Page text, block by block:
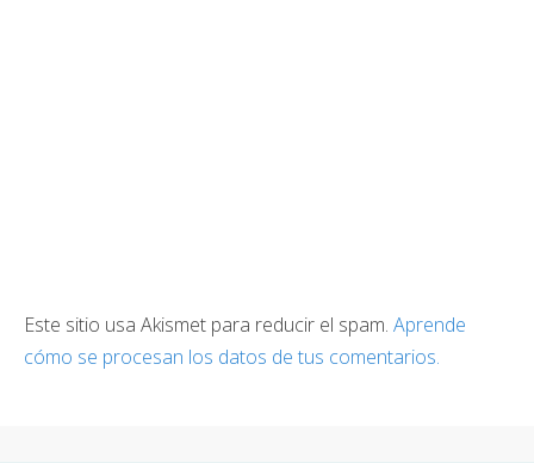
Este sitio usa Akismet para reducir el spam. Aprende
cómo se procesan los datos de tus comentarios.